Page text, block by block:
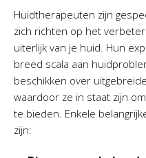
Huidtherapeuten zijn
zich richten op het
uiterlijk van je huid. Hun
breed scala aan
beschikken over
waardoor ze in staat zijn
te bieden. Enkele
zijn: